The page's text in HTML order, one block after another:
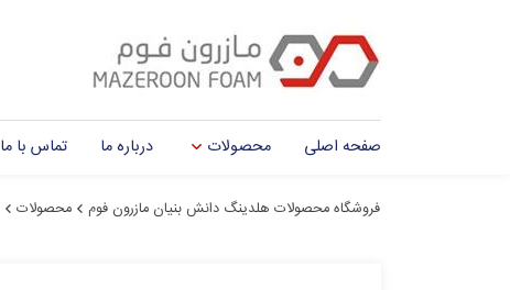
صفحه اصلی محصولات درباره ما تماس با ما
فروشگاه محصولات هلدینگ دانش بنیان مازرون فوم محصولات